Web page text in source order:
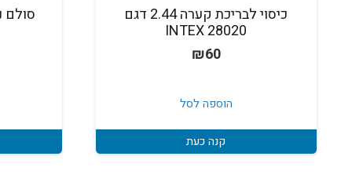
כיסוי לבריכת קערה 2.44 דגם
28020 INTEX
₪60
הוספה לסל
קנה כעת